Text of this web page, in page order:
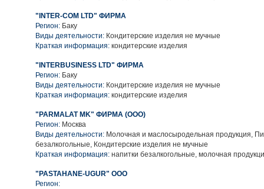
"INTER-COM LTD" ФИРМА
Регион: Баку
Виды деятельности: Кондитерские изделия не мучные
Краткая информация: кондитерские изделия
"INTERBUSINESS LTD" ФИРМА
Регион: Баку
Виды деятельности: Кондитерские изделия не мучные
Краткая информация: кондитерские изделия
"PARMALAT MK" ФИРМА (ООО)
Регион: Москва
Виды деятельности: Молочная и маслосыродельная продукция,
безалкогольные, Кондитерские изделия не мучные
Краткая информация: напитки безалкогольные, молочная
"PASTAHANE-UGUR" ООО
Регион: